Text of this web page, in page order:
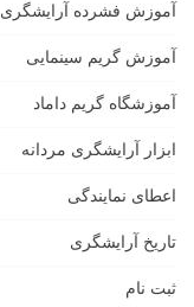
آموزش فشرده آرایشگری
آموزش گریم سینمایی
آموزشگاه گریم داماد
ابزار آرایشگری مردانه
اعطای نمایندگی
تاریخ آرایشگری
ثبت نام